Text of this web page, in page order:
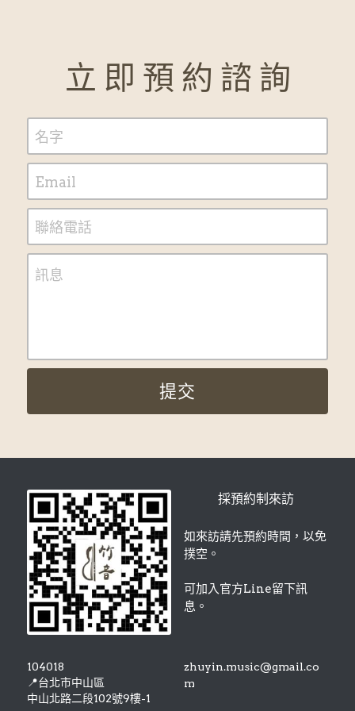
立 即 預 約 諮 詢
名字
Email
聯絡電話
訊息
提交
採預約制來訪
如來訪請先預約時間，以免
撲空。
可加入官方Line留下訊
息。
104018
📍台北市中山區
中山北路二段102號9樓-1
zhuyin.music@gmail.co
m